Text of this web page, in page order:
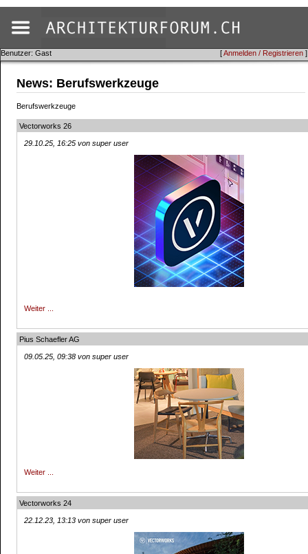
[Anmelden / Registrieren ]
Benutzer: Gast
News: Berufswerkzeuge
Berufswerkzeuge
Vectorworks 26
29.10.25, 16:25 von super user
Weiter ...
Pius Schaefler AG
09.05.25, 09:38 von super user
Weiter ...
Vectorworks 24
22.12.23, 13:13 von super user